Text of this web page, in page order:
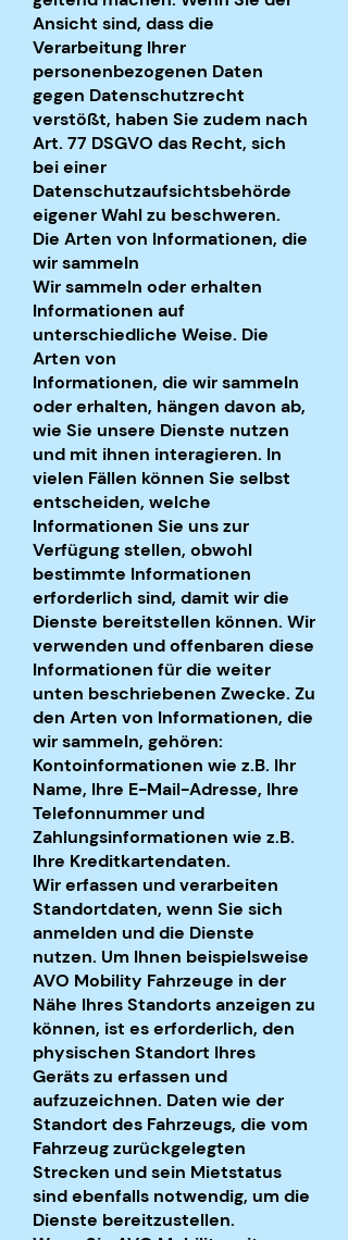
Ansicht sind, dass die
Verarbeitung Ihrer
personenbezogenen Daten
gegen Datenschutzrecht
verstößt, haben Sie zudem nach
Art. 77 DSGVO das Recht, sich
bei einer
Datenschutzaufsichtsbehörde
eigener Wahl zu beschweren.
Die Arten von Informationen, die
wir sammeln
Wir sammeln oder erhalten
Informationen auf
unterschiedliche Weise. Die
Arten von
Informationen, die wir sammeln
oder erhalten, hängen davon ab,
wie Sie unsere Dienste nutzen
und mit ihnen interagieren. In
vielen Fällen können Sie selbst
entscheiden, welche
Informationen Sie uns zur
Verfügung stellen, obwohl
bestimmte Informationen
erforderlich sind, damit wir die
Dienste bereitstellen können. Wir
verwenden und offenbaren diese
Informationen für die weiter
unten beschriebenen Zwecke. Zu
den Arten von Informationen, die
wir sammeln, gehören:
Kontoinformationen wie z.B. Ihr
Name, Ihre E-Mail-Adresse, Ihre
Telefonnummer und
Zahlungsinformationen wie z.B.
Ihre Kreditkartendaten.
Wir erfassen und verarbeiten
Standortdaten, wenn Sie sich
anmelden und die Dienste
nutzen. Um Ihnen beispielsweise
AVO Mobility Fahrzeuge in der
Nähe Ihres Standorts anzeigen zu
können, ist es erforderlich, den
physischen Standort Ihres
Geräts zu erfassen und
aufzuzeichnen. Daten wie der
Standort des Fahrzeugs, die vom
Fahrzeug zurückgelegten
Strecken und sein Mietstatus
sind ebenfalls notwendig, um die
Dienste bereitzustellen.